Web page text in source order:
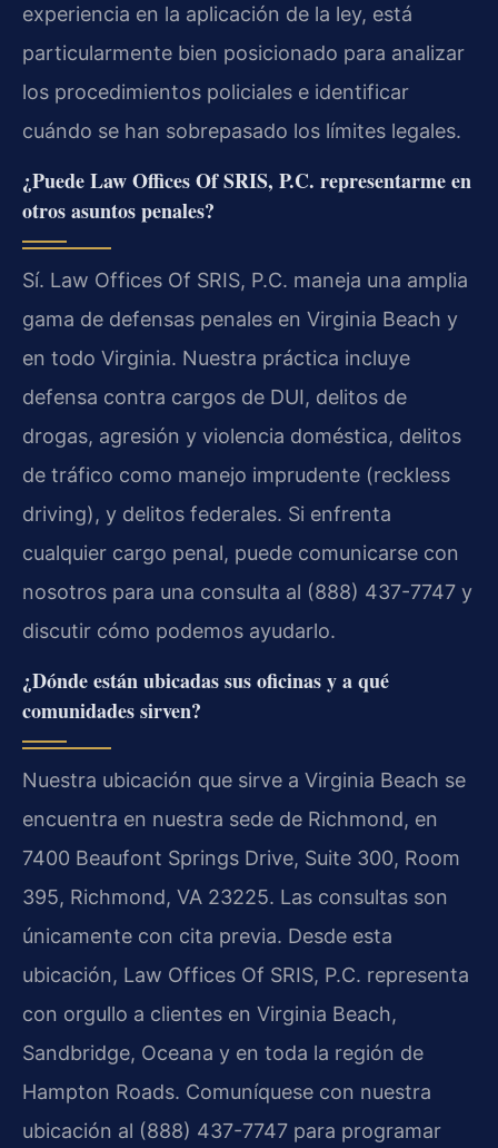
experiencia en la aplicación de la ley, está
particularmente bien posicionado para analizar
los procedimientos policiales e identificar
cuándo se han sobrepasado los límites legales.
¿Puede Law Offices Of SRIS, P.C. representarme en
otros asuntos penales?
Sí. Law Offices Of SRIS, P.C. maneja una amplia
gama de defensas penales en Virginia Beach y
en todo Virginia. Nuestra práctica incluye
defensa contra cargos de DUI, delitos de
drogas, agresión y violencia doméstica, delitos
de tráfico como manejo imprudente (reckless
driving), y delitos federales. Si enfrenta
cualquier cargo penal, puede comunicarse con
nosotros para una consulta al (888) 437-7747 y
discutir cómo podemos ayudarlo.
¿Dónde están ubicadas sus oficinas y a qué
comunidades sirven?
Nuestra ubicación que sirve a Virginia Beach se
encuentra en nuestra sede de Richmond, en
7400 Beaufont Springs Drive, Suite 300, Room
395, Richmond, VA 23225. Las consultas son
únicamente con cita previa. Desde esta
ubicación, Law Offices Of SRIS, P.C. representa
con orgullo a clientes en Virginia Beach,
Sandbridge, Oceana y en toda la región de
Hampton Roads. Comuníquese con nuestra
ubicación al (888) 437-7747 para programar